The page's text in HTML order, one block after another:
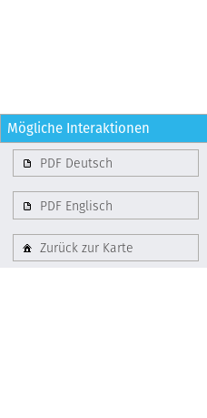
Mögliche Interaktionen
PDF Deutsch
PDF Englisch
Zurück zur Karte